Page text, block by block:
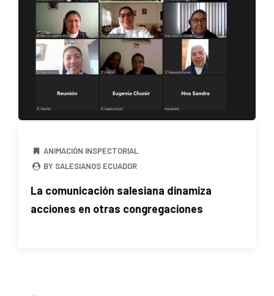
ANIMACIÓN INSPECTORIAL
BY SALESIANOS ECUADOR
La comunicación salesiana dinamiza
acciones en otras congregaciones